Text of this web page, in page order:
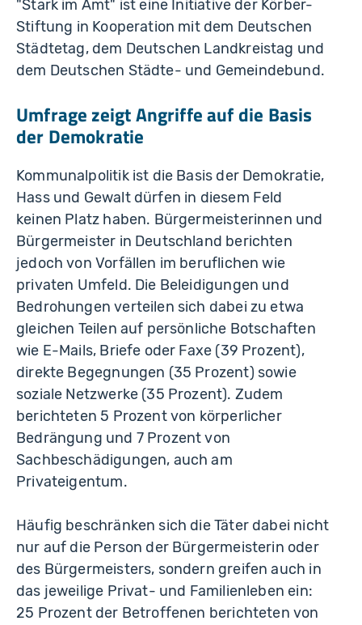
"Stark im Amt" ist eine Initiative der Körber-
Stiftung in Kooperation mit dem Deutschen
Städtetag, dem Deutschen Landkreistag und
dem Deutschen Städte- und Gemeindebund.
Umfrage zeigt Angriffe auf die Basis
der Demokratie
Kommunalpolitik ist die Basis der Demokratie,
Hass und Gewalt dürfen in diesem Feld
keinen Platz haben. Bürgermeisterinnen und
Bürgermeister in Deutschland berichten
jedoch von Vorfällen im beruflichen wie
privaten Umfeld. Die Beleidigungen und
Bedrohungen verteilen sich dabei zu etwa
gleichen Teilen auf persönliche Botschaften
wie E-Mails, Briefe oder Faxe (39 Prozent),
direkte Begegnungen (35 Prozent) sowie
soziale Netzwerke (35 Prozent). Zudem
berichteten 5 Prozent von körperlicher
Bedrängung und 7 Prozent von
Sachbeschädigungen, auch am
Privateigentum.
Häufig beschränken sich die Täter dabei nicht
nur auf die Person der Bürgermeisterin oder
des Bürgermeisters, sondern greifen auch in
das jeweilige Privat- und Familienleben ein:
25 Prozent der Betroffenen berichteten von